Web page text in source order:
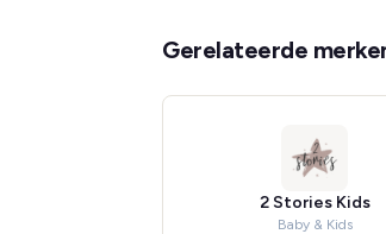
Gerelateerde
2 Stories Kids
Baby & Kids